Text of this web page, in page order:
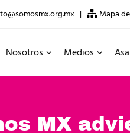
| Mapa
Nosotros Medios
MX